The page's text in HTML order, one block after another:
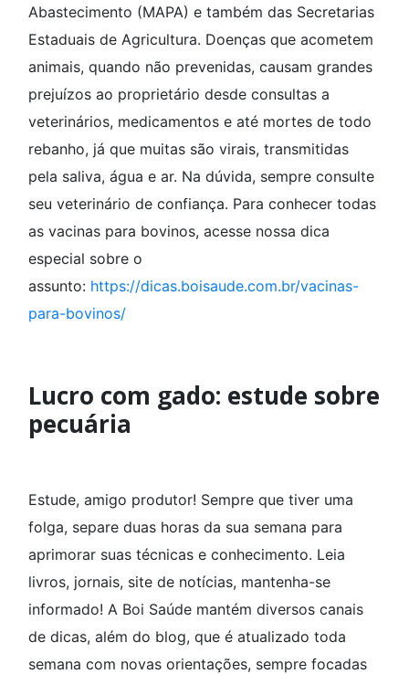
Abastecimento (MAPA) e também das Secretarias
Estaduais de Agricultura. Doenças que acometem
animais, quando não prevenidas, causam grandes
prejuízos ao proprietário desde consultas a
veterinários, medicamentos e até mortes de todo
rebanho, já que muitas são virais, transmitidas
pela saliva, água e ar. Na dúvida, sempre consulte
seu veterinário de confiança. Para conhecer todas
as vacinas para bovinos, acesse nossa dica
especial sobre o
assunto: https://dicas.boisaude.com.br/vacinas-
para-bovinos/
Lucro com gado: estude sobre
pecuária
Estude, amigo produtor! Sempre que tiver uma
folga, separe duas horas da sua semana para
aprimorar suas técnicas e conhecimento. Leia
livros, jornais, site de notícias, mantenha-se
informado! A Boi Saúde mantém diversos canais
de dicas, além do blog, que é atualizado toda
semana com novas orientações, sempre focadas